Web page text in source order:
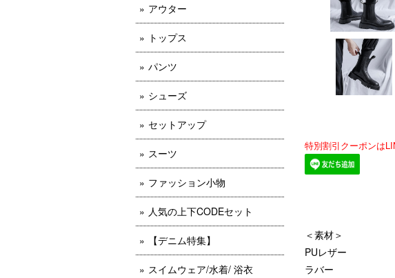
特別割引クーポンは
＜素材＞
PUレザー
ラバー
アウター
トップス
パンツ
シューズ
セットアップ
スーツ
ファッション小物
人気の上下CODEセット
【デニム特集】
スイムウェア/水着/ 浴衣